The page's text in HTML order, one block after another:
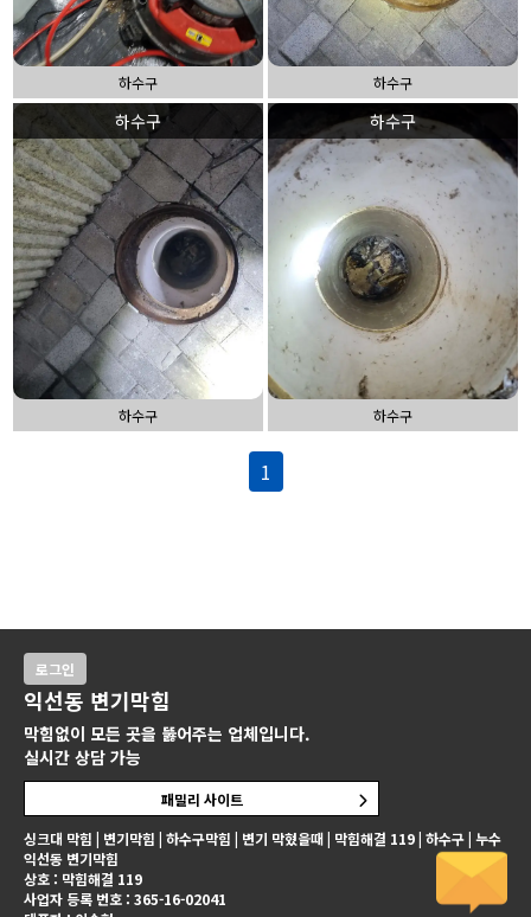
하수구 하수구
하수구
하수구
하수구
하수구
1
싱크대 막힘 | 변기막힘 | 하수구막힘 | 변기 막혔을때 | 막힘해결 119 | 하수구 | 누수
익선동 변기막힘
상호 : 막힘해결 119
사업자 등록 번호 : 365-16-02041
로그인
익선동 변기막힘
막힘없이 모든 곳을 뚫어주는 업체입니다.
실시간 상담 가능
패밀리 사이트